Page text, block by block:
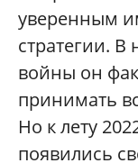
уверенным
стратегии.
войны он
принимать
Но к лету
появились